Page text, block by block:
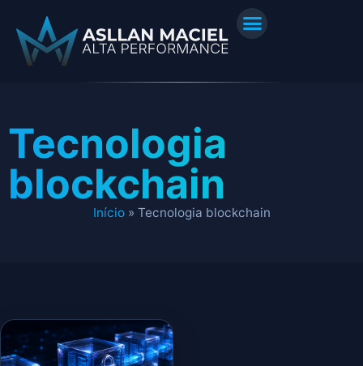
Tecnologia
blockchain
Início» Tecnologia blockchain